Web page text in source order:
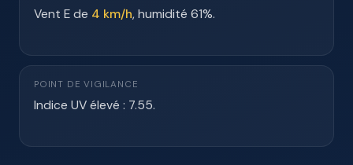
Vent E de 4 km/h, humidité 61%.
POINT DE VIGILANCE
Indice UV élevé : 7.55.